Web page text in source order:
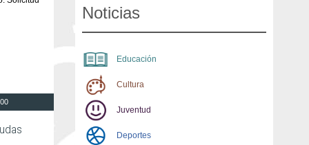
Noticias
Educación
Cultura
Juventud
Deportes